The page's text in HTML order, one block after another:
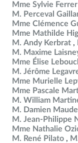
Mme Sylvie Ferrer
M. Perceval
Mme Clémence
Mme Mathilde
M. Andy Kerbrat
M. Maxime
Mme Élise
M. Jérôme
Mme Murielle
Mme Pascale
M. William
M. Damien
M. Jean-Philippe
Mme Nathalie
M. René Pilato